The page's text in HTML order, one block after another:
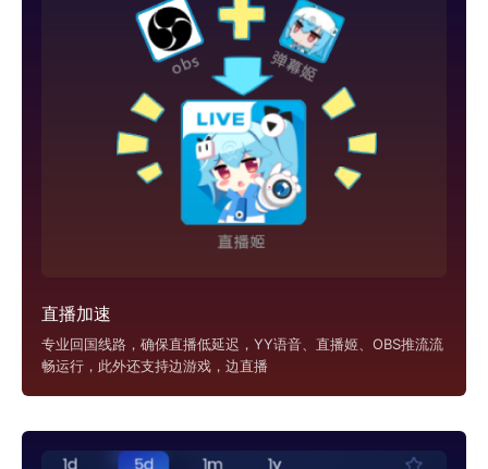
直播加速
专业回国线路，确保直播低延迟，YY语音、直播姬、OBS推流流
畅运行，此外还支持边游戏，边直播